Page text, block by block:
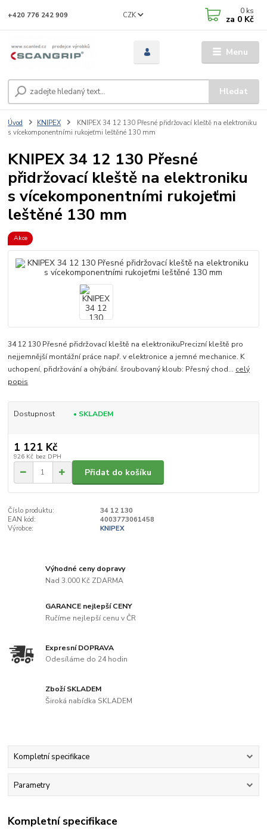
Menu
CZK
Hledat
+420 776 242 909 0 ks
za 0 Kč
Úvod KNIPEX
KNIPEX 34 12 130 Přesné přidržovací kleště na elektroniku
s vícekomponentními rukojeťmi leštěné 130 mm
KNIPEX 34 12 130 Přesné
přidržovací kleště na elektroniku
s vícekomponentními rukojeťmi
leštěné 130 mm
Akce
34 12 130 Přesné přidržovací kleště na elektronikuPrecizní kleště pro
nejjemnější montážní práce např. v elektronice a jemné mechanice. K
uchopení, přidržování a ohýbání. šroubovaný kloub: Přesný chod... celý
popis
Dostupnost • SKLADEM
1 121 Kč
926 Kč bez DPH
Přidat do košíku
Číslo produktu:
34 12 130
EAN kód:
4003773061458
Výrobce:
KNIPEX
Výhodné ceny dopravy
Nad 3.000 Kč ZDARMA
GARANCE nejlepší CENY
Ručíme nejlepší cenu v ČR
Expresní DOPRAVA
Odesíláme do 24 hodin
Zboží SKLADEM
Široká nabídka SKLADEM
Kompletní specifikace
Parametry
Kompletní specifikace